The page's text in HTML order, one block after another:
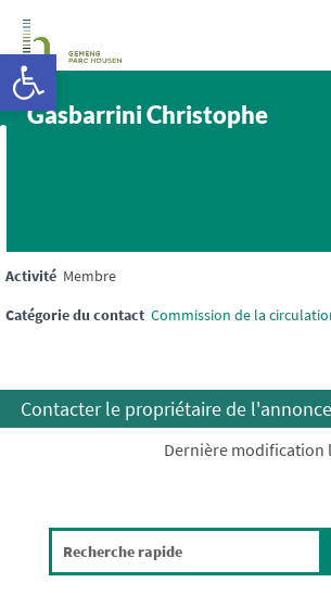
Gasbarrini Christophe
Activité Membre
Catégorie du contact Commission de la
Contacter le propriétaire de l'annonce
Dernière modification
Ouvrir la barre d’outils